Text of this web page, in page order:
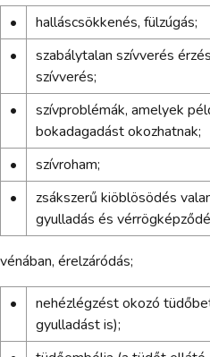
•
halláscsökkenés, fülzúgás;
•
szabálytalan szívverés
szívverés;
•
szívproblémák, amelyek
bokadagadást okozhatnak;
•
szívroham;
•
zsákszerű kiöblösödés
gyulladás és
vénában, érelzáródás;
•
nehézlégzést okozó
gyulladást is);